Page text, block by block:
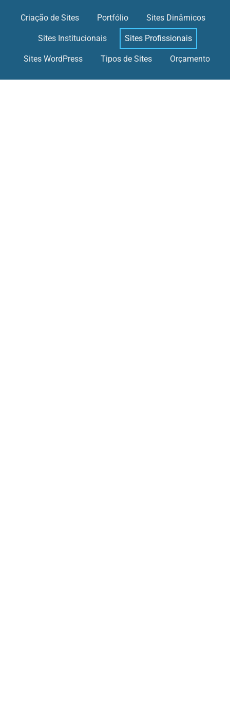
Criação de Sites Portfólio Sites Dinâmicos
Sites Institucionais Sites Profissionais
Sites WordPress Tipos de Sites Orçamento